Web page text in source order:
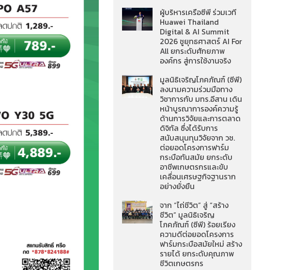
ผู้บริหารเครือซีพี ร่วมเวที
Huawei Thailand
Digital & AI Summit
2026 ชูยุทธศาสตร์ AI For
All ยกระดับศักยภาพ
องค์กร สู่การใช้งานจริง
มูลนิธิเจริญโภคภัณฑ์ (ซีพี)
ลงนามความร่วมมือทาง
วิชาการกับ มทร.อีสาน เดิน
หน้าบูรณาการองค์ความรู้
ด้านการวิจัยและการตลาด
ดิจิทัล ซึ่งได้รับการ
สนับสนุนทุนวิจัยจาก วช.
ต่อยอดโครงการฟาร์ม
กระบือทันสมัย ยกระดับ
อาชีพเกษตรกรและขับ
เคลื่อนเศรษฐกิจฐานราก
อย่างยั่งยืน
จาก “ไถ่ชีวิต” สู่ “สร้าง
ชีวิต” มูลนิธิเจริญ
โภคภัณฑ์ (ซีพี) ร้อยเรียง
ความดีต่อยอดโครงการ
ฟาร์มกระบือสมัยใหม่ สร้าง
รายได้ ยกระดับคุณภาพ
ชีวิตเกษตรกร